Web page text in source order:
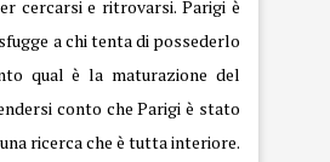
cercarsi e ritrovarsi. Parigi è
a chi tenta di possederlo
qual è la maturazione del
conto che Parigi è stato
ricerca che è tutta interiore.